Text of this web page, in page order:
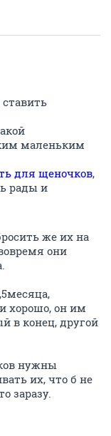
маленьким
для щеночков,
рады и
же их на
они
хорошо, он им
в конец, другой
нужны
их, что б не
заразу.